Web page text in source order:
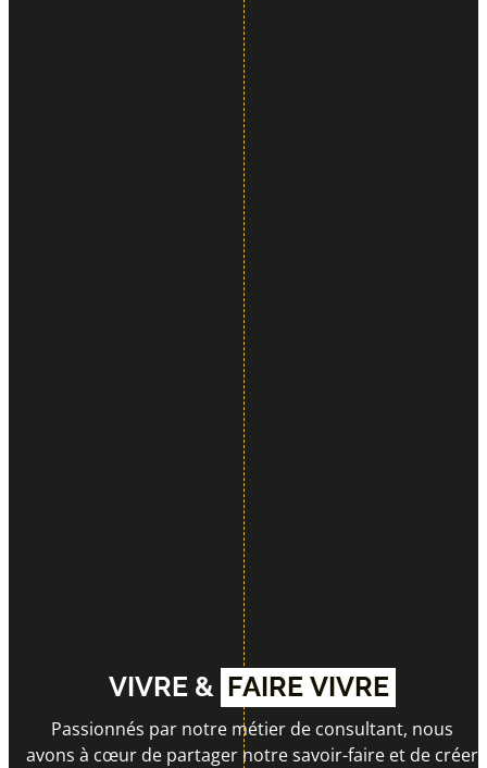
VIVRE & FAIRE VIVRE
Passionnés par notre métier de consultant, nous
avons à cœur de partager notre savoir-faire et de créer